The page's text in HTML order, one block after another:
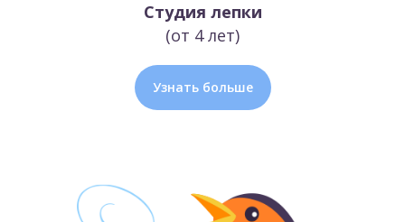
Студия лепки
(от 4 лет)
Узнать больше